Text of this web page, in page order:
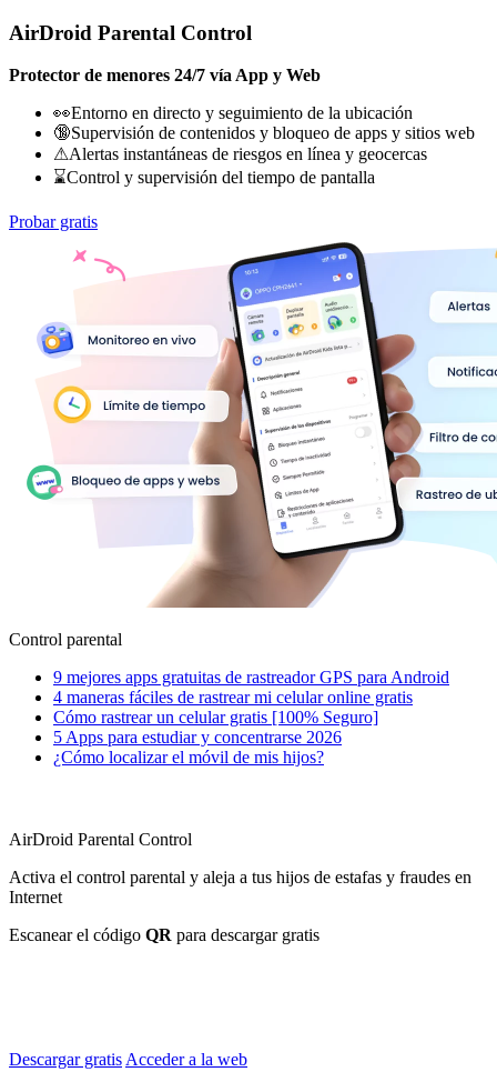
AirDroid Parental Control
Protector de menores 24/7 vía App y Web
👀Entorno en directo y seguimiento de la ubicación
🔞Supervisión de contenidos y bloqueo de apps y sitios web
⚠Alertas instantáneas de riesgos en línea y geocercas
⌛Control y supervisión del tiempo de pantalla
Probar gratis
Control parental
9 mejores apps gratuitas de rastreador GPS para Android
4 maneras fáciles de rastrear mi celular online gratis
Cómo rastrear un celular gratis [100% Seguro]
5 Apps para estudiar y concentrarse 2026
¿Cómo localizar el móvil de mis hijos?
AirDroid Parental Control
Activa el control parental y aleja a tus hijos de estafas y fraudes en
Internet
Escanear el código QR para descargar gratis
Descargar gratisAcceder a la web